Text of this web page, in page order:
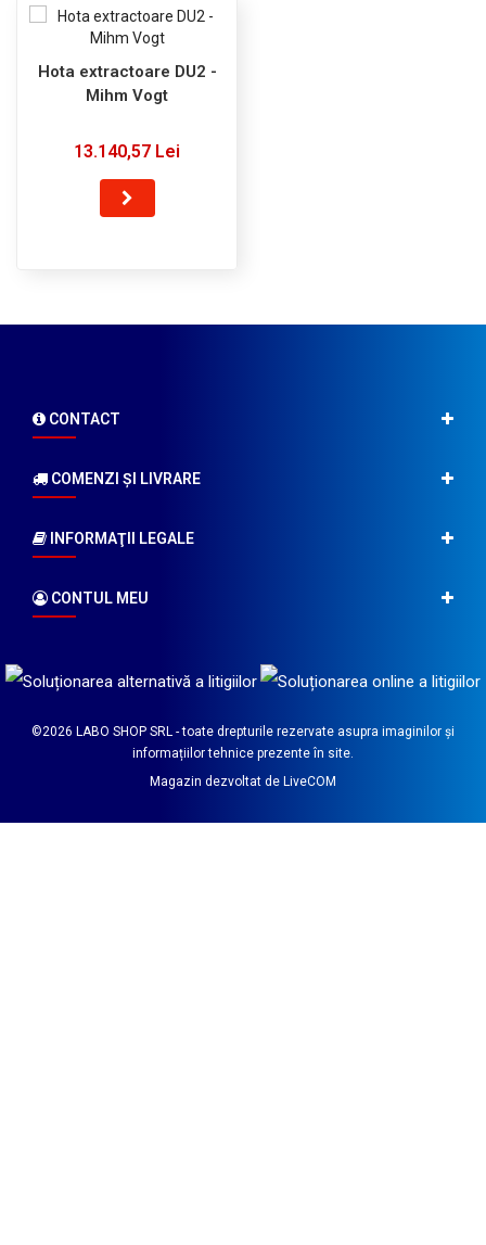
Hota extractoare DU2 -
Mihm Vogt
13.140,57 Lei
CONTACT
COMENZI ŞI LIVRARE
INFORMAŢII LEGALE
CONTUL MEU
©2026 LABO SHOP SRL - toate drepturile rezervate asupra imaginilor și
informațiilor tehnice prezente în site.
Magazin dezvoltat de LiveCOM